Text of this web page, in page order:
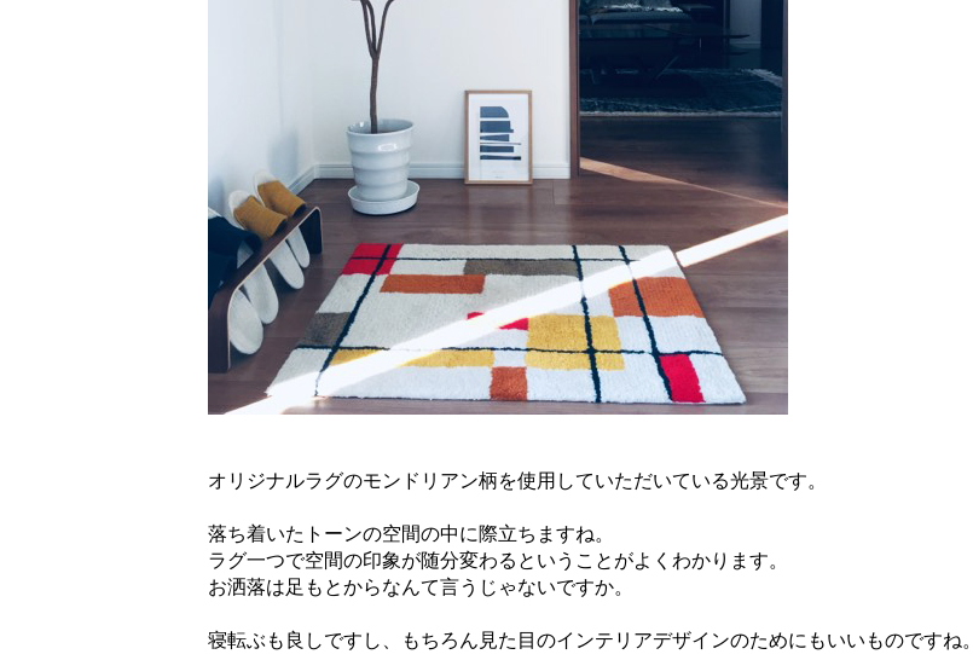
オリジナルラグのモンドリアン柄を使用していただいている光景です。
落ち着いたトーンの空間の中に際立ちますね。
ラグ一つで空間の印象が随分変わるということがよくわかります。
お洒落は足もとからなんて言うじゃないですか。
寝転ぶも良しですし、もちろん見た目のインテリアデザインのためにもいいものですね。